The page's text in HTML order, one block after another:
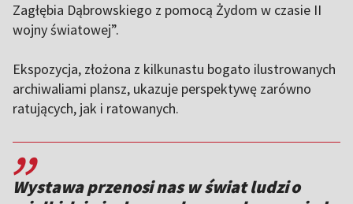
Zagłębia Dąbrowskiego z pomocą Żydom w czasie II
wojny światowej”.
Ekspozycja, złożona z kilkunastu bogato ilustrowanych
archiwaliami plansz, ukazuje perspektywę zarówno
ratujących, jak i ratowanych.
,,
Wystawa przenosi nas w świat ludzi o